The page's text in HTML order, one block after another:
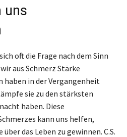
uns
oft die Frage nach dem Sinn
aus Schmerz Stärke
haben in der Vergangenheit
sie zu den stärksten
haben. Diese
kann uns helfen,
das Leben zu gewinnen. C.S.